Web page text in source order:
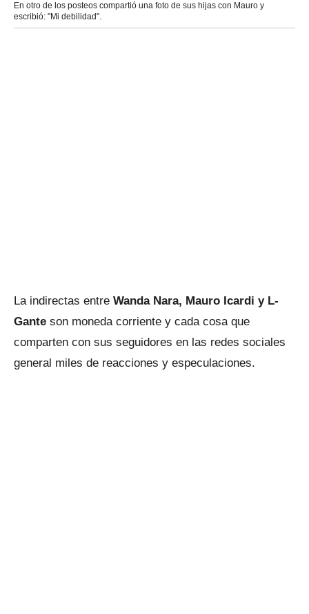
En otro de los posteos compartió una foto de sus hijas con Mauro y
escribió: "Mi debilidad".
La indirectas entre Wanda Nara, Mauro Icardi y L-
Gante son moneda corriente y cada cosa que
comparten con sus seguidores en las redes sociales
general miles de reacciones y especulaciones.